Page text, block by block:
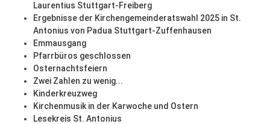
Laurentius Stuttgart-Freiberg
Ergebnisse der Kirchengemeinderatswahl 2025 in St.
Antonius von Padua Stuttgart-Zuffenhausen
Emmausgang
Pfarrbüros geschlossen
Osternachtsfeiern
Zwei Zahlen zu wenig...
Kinderkreuzweg
Kirchenmusik in der Karwoche und Ostern
Lesekreis St. Antonius